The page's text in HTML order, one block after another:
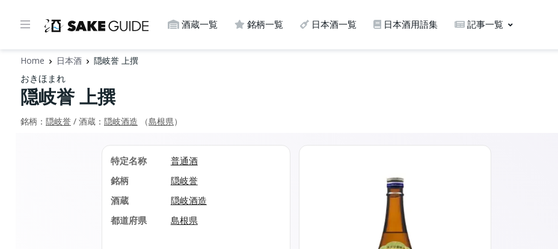
酒蔵一覧 銘柄一覧 日本酒一覧 日本酒用語集 記事一覧
Home 日本酒 隠岐誉 上撰
おきほまれ
隠岐誉 上撰
銘柄： 隠岐誉 / 酒蔵： 隠岐酒造 （島根県）
特定名称
普通酒
銘柄
隠岐誉
酒蔵
隠岐酒造
都道府県
島根県